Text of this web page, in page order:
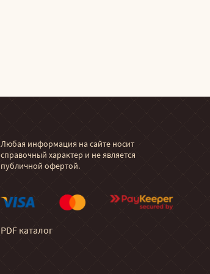
Любая информация на сайте носит
справочный характер и не является
публичной офертой.
PDF каталог